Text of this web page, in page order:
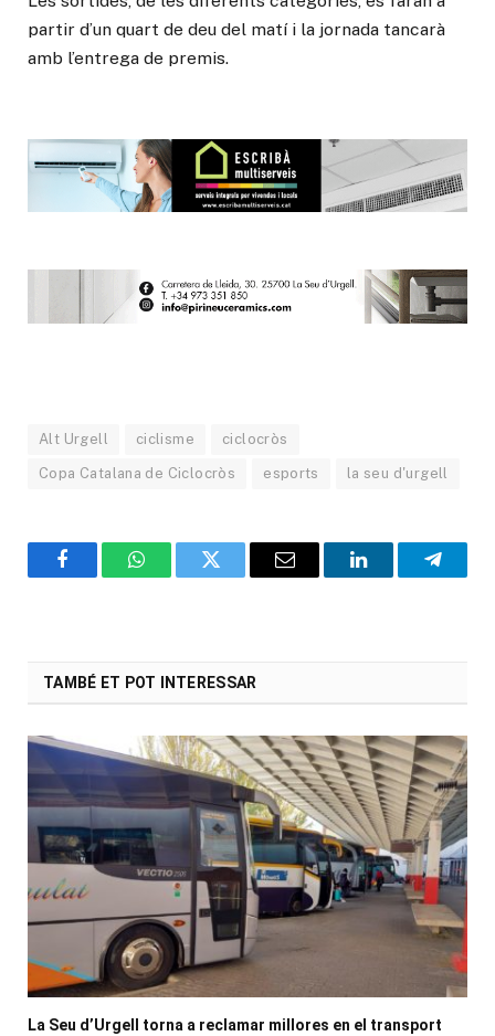
partir d’un quart de deu del matí i la jornada tancarà
amb l’entrega de premis.
Alt Urgell ciclisme ciclocròs
Copa Catalana de Ciclocròs esports la seu d'urgell
FacebookWhatsAppTwitter Email LinkedIn
TAMBÉ ET POT INTERESSAR
La Seu d’Urgell torna a reclamar millores en el transport